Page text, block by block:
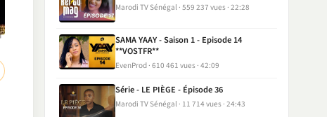
Marodi TV Sénégal 559 237 vues 22:28
SAMA YAAY - Saison 1 - Episode 14
**VOSTFR**
EvenProd 610 461 vues 42:09
Série - LE PIÈGE - Épisode 36
Marodi TV Sénégal 11 714 vues 24:43